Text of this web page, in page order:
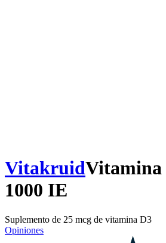
VitakruidVitamina
1000 IE
Suplemento de 25 mcg de vitamina D3
Opiniones